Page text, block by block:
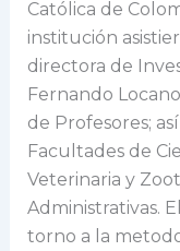
Católica de
institución
directora de
Fernando
de Profesores;
Facultades de
Veterinaria y
Administrativas.
torno a la